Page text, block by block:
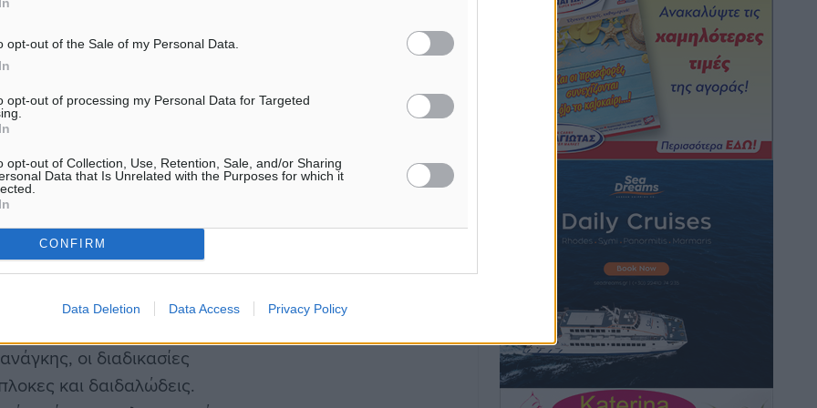
opt-out of the Sale of my Personal Data.
opt-out of processing my Personal Data for Targeted
opt-out of Collection, Use, Retention, Sale, and/or Sharing
Data that Is Unrelated with the Purposes for which it
CONFIRM
Data Deletion Data Access Privacy Policy
από τον χώρο της
και της τοπικής
της λειψυδρίας
αφαλάτωσης,
αποθεμάτων σε
Στην ομιλία του, ο
εστίασε στο
έργων. Ανέφερε
μπροστά σε
αντιπλημμυρικών
οι διαδικασίες
και δαιδαλώδεις.
Τοπικές Ειδήσεις• πριν 3 ώρες
Α.Σ. Ρόδος: Πρώτη… στην νέα σελίδα
των «ελαφιών» (φωτορεπορτάζ)
Αθλητικά• πριν 3 ώρες
Στίβος: Οι βαθμολογίες των συλλόγων
της Δωδεκανήσου
πριν 3 ώρες
αλλάξουν άμεσα και ποιοι όχι
Στον Ιπποκράτη η Μαρία Βλάχου
Αθλητικά• πριν 3 ώρες